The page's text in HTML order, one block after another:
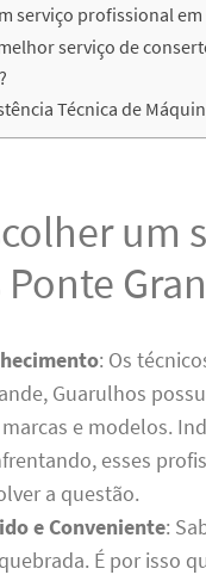
serviço profissional
serviço de
Técnica de
um
: Os
Guarulhos
e modelos.
esses
a questão.
e Conveniente:
É por isso